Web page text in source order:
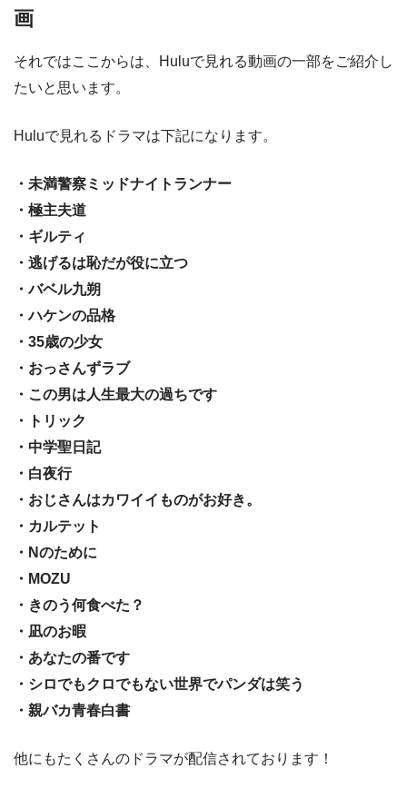
画
それではここからは、Huluで見れる動画の一部をご紹介し
たいと思います。
Huluで見れるドラマは下記になります。
・未満警察ミッドナイトランナー
・極主夫道
・ギルティ
・逃げるは恥だが役に立つ
・バベル九朔
・ハケンの品格
・35歳の少女
・おっさんずラブ
・この男は人生最大の過ちです
・トリック
・中学聖日記
・白夜行
・おじさんはカワイイものがお好き。
・カルテット
・Nのために
・MOZU
・きのう何食べた？
・凪のお暇
・あなたの番です
・シロでもクロでもない世界でパンダは笑う
・親バカ青春白書
他にもたくさんのドラマが配信されております！